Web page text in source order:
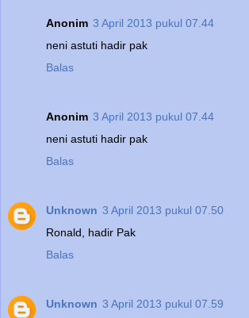
Anonim 3 April 2013 pukul 07.44
neni astuti hadir pak
Balas
Anonim 3 April 2013 pukul 07.44
neni astuti hadir pak
Balas
Unknown 3 April 2013 pukul 07.50
Ronald, hadir Pak
Balas
Unknown 3 April 2013 pukul 07.59